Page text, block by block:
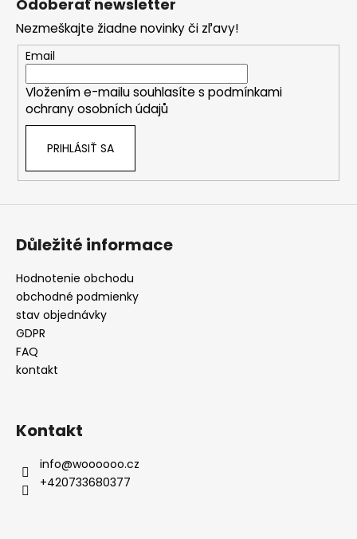
Odoberať newsletter
Nezmeškajte žiadne novinky či zľavy!
Email
Vložením e-mailu souhlasíte s podmínkami
ochrany osobních údajů
PRIHLÁSIŤ SA
Důležité informace
Hodnotenie obchodu
obchodné podmienky
stav objednávky
GDPR
FAQ
kontakt
Kontakt
info@woooooo.cz
+420733680377